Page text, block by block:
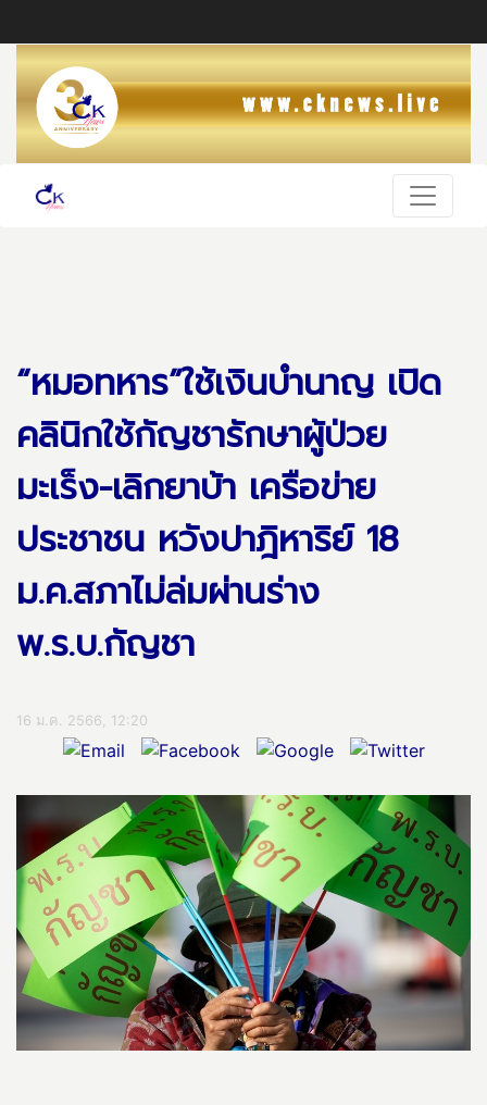
“หมอทหาร”ใช้เงินบำนาญ เปิด
คลินิกใช้กัญชารักษาผู้ป่วย
มะเร็ง-เลิกยาบ้า เครือข่าย
ประชาชน หวังปาฎิหาริย์ 18
ม.ค.สภาไม่ล่มผ่านร่าง
พ.ร.บ.กัญชา
16 ม.ค. 2566, 12:20